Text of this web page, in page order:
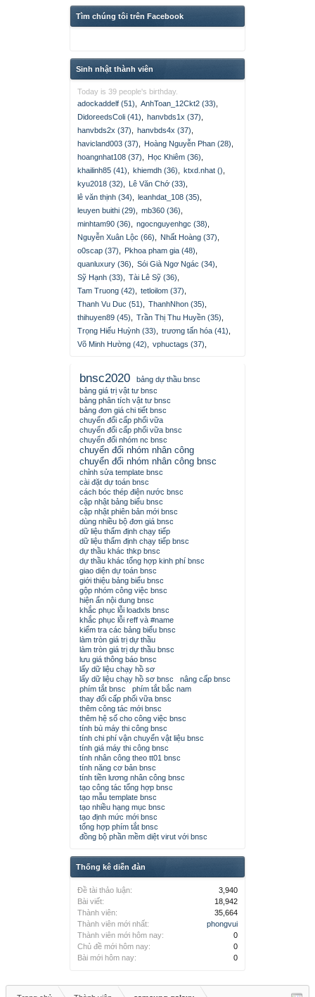
Tìm chúng tôi trên Facebook
Sinh nhật thành viên
Today is 39 people's birthday.
adockaddelf (51)
AnhToan_12Ckt2 (33)
DidoreedsColi (41)
hanvbds1x (37)
hanvbds2x (37)
hanvbds4x (37)
havicland003 (37)
Hoàng Nguyễn Phan (28)
hoangnhat108 (37)
Học Khiêm (36)
khailinh85 (41)
khiemdh (36) ktxd.nhat ()
kyu2018 (32)
Lê Văn Chớ (33)
lê văn thịnh (34)
leanhdat_108 (35)
leuyen buithi (29)
mb360 (36)
minhtam90 (36)
ngocnguyenhgc (38)
Nguyễn Xuân Lộc (66)
Nhất Hoàng (37)
o0scap (37)
Pkhoa pham gia (48)
quanluxury (36)
Sói Già Ngơ Ngác (34)
Sỹ Hạnh (33)
Tài Lê Sỹ (36)
Tam Truong (42)
tetloilom (37)
Thanh Vu Duc (51)
ThanhNhon (35)
thihuyen89 (45)
Trần Thị Thu Huyền (35)
Trọng Hiếu Huỳnh (33)
trương tấn hóa (41)
Võ Minh Hường (42)
vphuctags (37)
bnsc2020
bảng dự thầu bnsc
bảng giá trị vật tư bnsc
bảng phân tích vật tư bnsc
bảng đơn giá chi tiết bnsc
chuyển đổi cấp phối vữa
chuyển đổi cấp phối vữa bnsc
chuyển đổi nhóm nc bnsc
chuyển đổi nhóm nhân công
chuyển đổi nhóm nhân công bnsc
chỉnh sửa template bnsc
cài đặt dự toán bnsc
cách bóc thép điện nước bnsc
cập nhật bảng biểu bnsc
cập nhật phiên bản mới bnsc
dùng nhiều bộ đơn giá bnsc
dữ liệu thẩm định chạy tiếp
dữ liệu thẩm định chạy tiếp bnsc
dự thầu khác thkp bnsc
dự thầu khác tổng hợp kinh phí bnsc
giao diện dự toán bnsc
giới thiệu bảng biểu bnsc
gộp nhóm công việc bnsc
hiện ẩn nội dung bnsc
khắc phục lỗi loadxls bnsc
khắc phục lỗi reff và #name
kiểm tra các bảng biểu bnsc
làm tròn giá trị dự thầu
làm tròn giá trị dự thầu bnsc
lưu giá thông báo bnsc
lấy dữ liệu chạy hồ sơ
lấy dữ liệu chạy hồ sơ bnsc
nâng cấp bnsc
phím tắt bnsc
phím tắt bắc nam
thay đổi cấp phối vữa bnsc
thêm công tác mới bnsc
thêm hệ số cho công việc bnsc
tính bù máy thi công bnsc
tính chi phí vận chuyển vật liệu bnsc
tính giá máy thi công bnsc
tính nhân công theo tt01 bnsc
tính năng cơ bản bnsc
tính tiền lương nhân công bnsc
tạo công tác tổng hợp bnsc
tạo mẫu template bnsc
tạo nhiều hạng mục bnsc
tạo định mức mới bnsc
tổng hợp phím tắt bnsc
đồng bộ phần mềm diệt virut với bnsc
Thống kê diễn đàn
Đề tài thảo luận:
3,940
Bài viết:
18,942
Thành viên:
35,664
Thành viên mới nhất:
phongvui
Thành viên mới hôm nay:
0
Chủ đề mới hôm nay:
0
Bài mới hôm nay:
0